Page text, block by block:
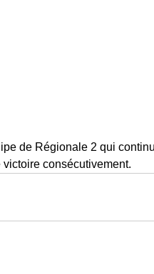
de Régionale 2 qui
consécutivement.